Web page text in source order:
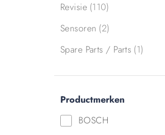
Revisie (110)
Sensoren (2)
Spare Parts / Parts (1)
Productmerken
BOSCH